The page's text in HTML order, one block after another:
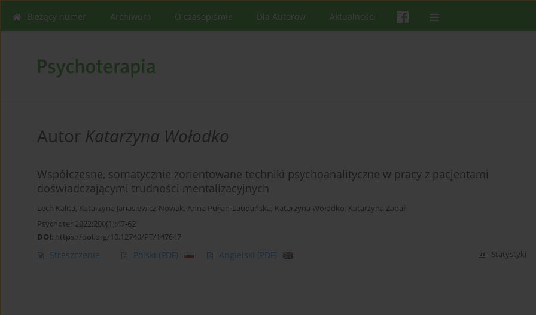
Bieżący numer Archiwum O czasopiśmie Dla Autorów Aktualności
Autor Katarzyna Wołodko
Współczesne, somatycznie zorientowane techniki psychoanalityczne w pracy z pacjentami
doświadczającymi trudności mentalizacyjnych
Lech Kalita, Katarzyna Janasiewicz-Nowak, Anna Pułjan-Laudańska, Katarzyna Wołodko, Katarzyna Zapał
Psychoter 2022;200(1):47-62
DOI: https://doi.org/10.12740/PT/147647
Streszczenie Polski (PDF) Angielski (PDF) Statystyki